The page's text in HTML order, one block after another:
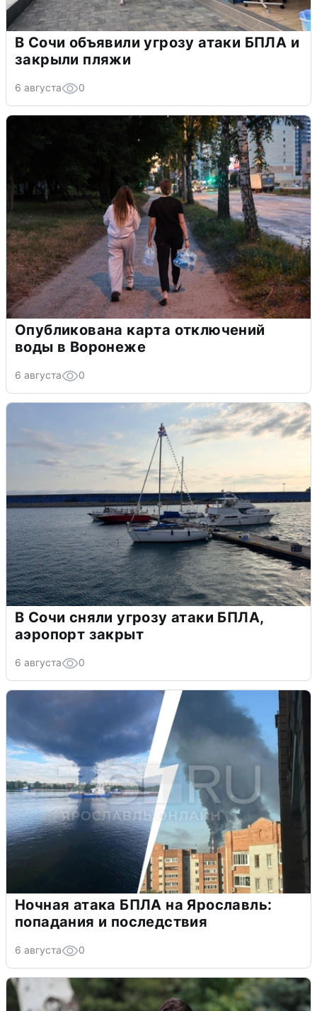
В Сочи объявили угрозу атаки БПЛА и
закрыли пляжи
6 августа 0
Опубликована карта отключений
воды в Воронеже
6 августа 0
В Сочи сняли угрозу атаки БПЛА,
аэропорт закрыт
6 августа 0
Ночная атака БПЛА на Ярославль:
попадания и последствия
6 августа 0